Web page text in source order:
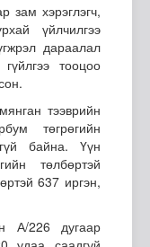
зам хэрэглэгч,
үйлчилгээ
дараалал
тооцоо
тээврийн
төгрөгийн
байна. Үүн
төлбөртэй
637 иргэн,
А/226 дугаар